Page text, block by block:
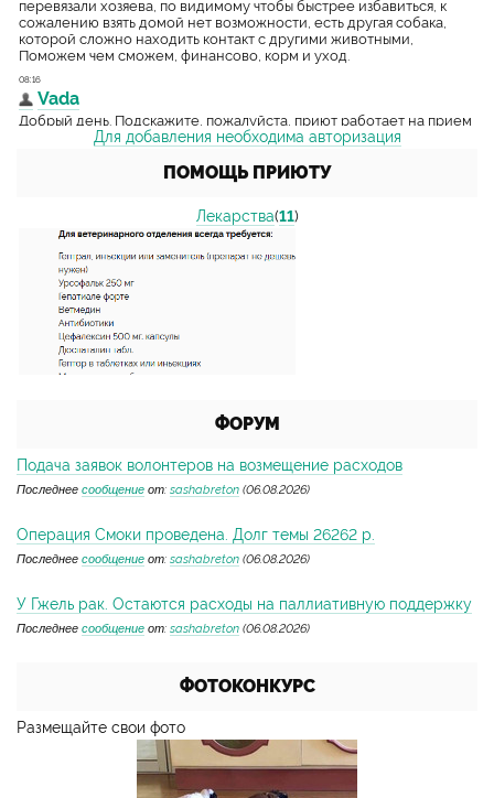
Для добавления необходима авторизация
ПОМОЩЬ ПРИЮТУ
Лекарства(11)
ФОРУМ
Подача заявок волонтеров на возмещение расходов
Последнее сообщение от: sashabreton (06.08.2026)
Операция Смоки проведена. Долг темы 26262 р.
Последнее сообщение от: sashabreton (06.08.2026)
У Гжель рак. Остаются расходы на паллиативную поддержку
Последнее сообщение от: sashabreton (06.08.2026)
ФОТОКОНКУРС
Размещайте свои фото